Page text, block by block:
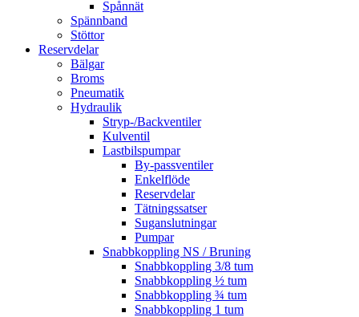
Spånnät
Spännband
Stöttor
Reservdelar
Bälgar
Broms
Pneumatik
Hydraulik
Stryp-/Backventiler
Kulventil
Lastbilspumpar
By-passventiler
Enkelflöde
Reservdelar
Tätningssatser
Suganslutningar
Pumpar
Snabbkoppling NS / Bruning
Snabbkoppling 3/8 tum
Snabbkoppling ½ tum
Snabbkoppling ¾ tum
Snabbkoppling 1 tum